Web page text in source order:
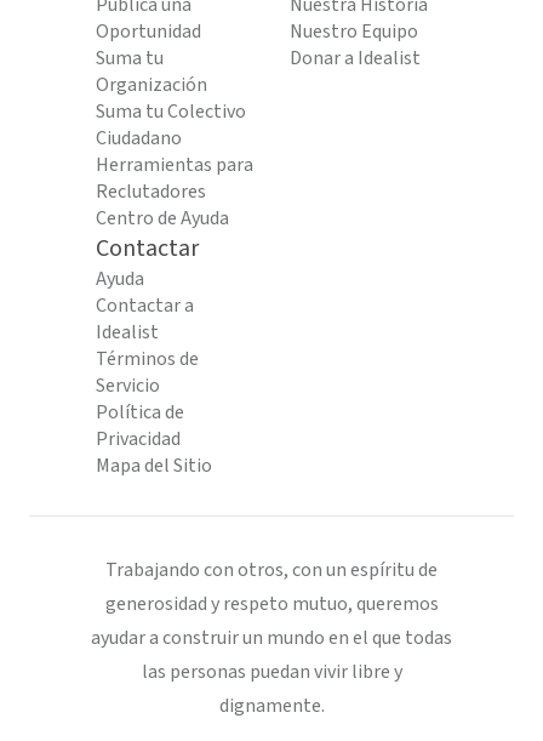
Oportunidad
Suma tu
Organización
Suma tu Colectivo
Ciudadano
Herramientas para
Reclutadores
Centro de Ayuda
Nuestro Equipo
Donar a Idealist
Contactar
Ayuda
Contactar a
Idealist
Términos de
Servicio
Política de
Privacidad
Mapa del Sitio
Trabajando con otros, con un espíritu de
generosidad y respeto mutuo, queremos
ayudar a construir un mundo en el que todas
las personas puedan vivir libre y
dignamente.